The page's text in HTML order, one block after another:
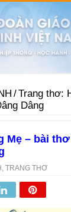
/Trang thơ:
Dâng
Mẹ – bài
,TRANG THƠ